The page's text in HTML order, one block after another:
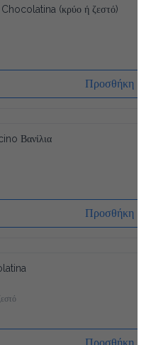
(κρύο ή ζεστό)
Προσθήκη
Βανίλια
Προσθήκη
Προσθήκη